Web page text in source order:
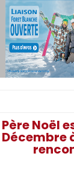
Père Noël
Décembre